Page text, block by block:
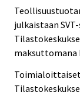
julkaistaan
maksuttomana